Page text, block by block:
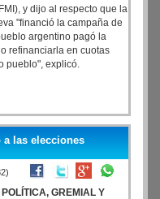
y dijo al respecto que la
"financió la campaña de
argentino pagó la
refinanciarla en cuotas
pueblo", explicó.
las elecciones
POLÍTICA, GREMIAL Y